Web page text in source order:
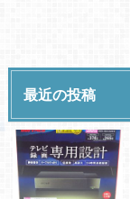
最近の投稿